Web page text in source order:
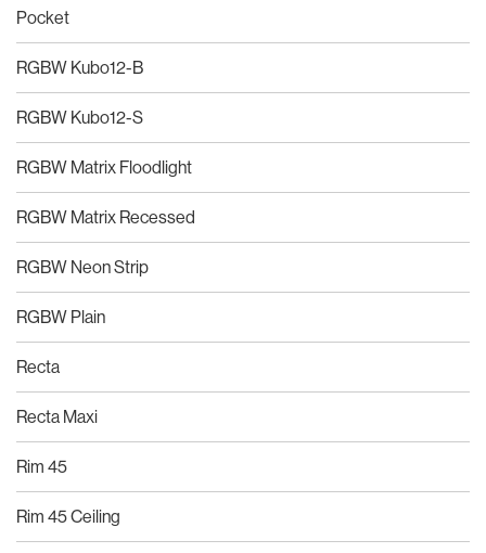
Pocket
RGBW Kubo12-B
RGBW Kubo12-S
RGBW Matrix Floodlight
RGBW Matrix Recessed
RGBW Neon Strip
RGBW Plain
Recta
Recta Maxi
Rim 45
Rim 45 Ceiling